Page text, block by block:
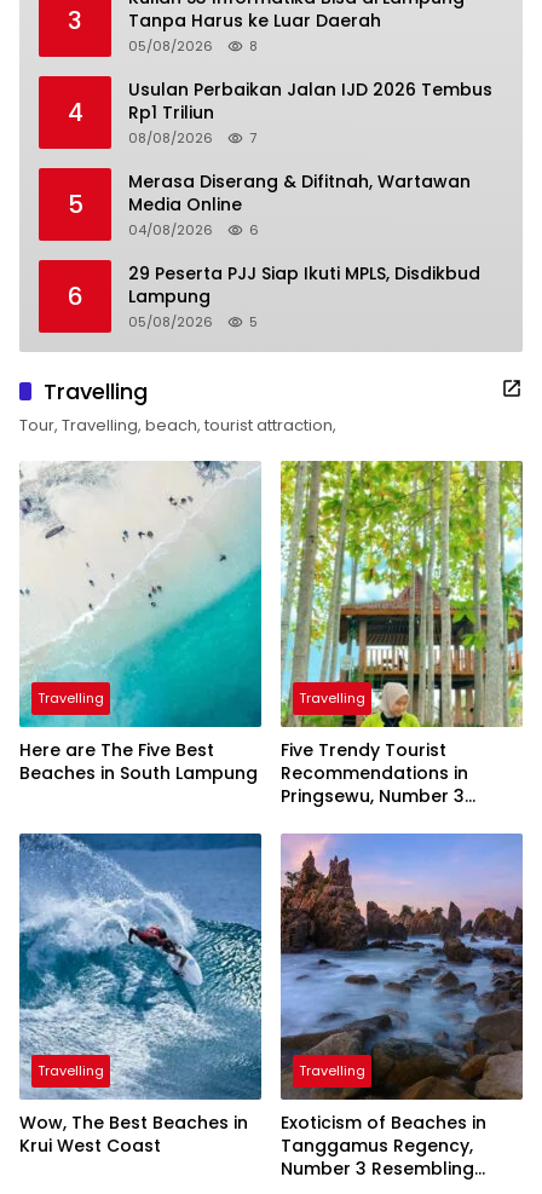
3
Tanpa Harus ke Luar Daerah
05/08/2026 8
4
Usulan Perbaikan Jalan IJD 2026 Tembus
Rp1 Triliun
08/08/2026 7
5
Merasa Diserang & Difitnah, Wartawan
Media Online
04/08/2026 6
6
29 Peserta PJJ Siap Ikuti MPLS, Disdikbud
Lampung
05/08/2026 5
Travelling
Tour, Travelling, beach, tourist attraction,
Travelling
Here are The Five Best
Beaches in South Lampung
Travelling
Five Trendy Tourist
Recommendations in
Pringsewu, Number 3
President
Travelling
Wow, The Best Beaches in
Krui West Coast
Travelling
Exoticism of Beaches in
Tanggamus Regency,
Number 3 Resembling